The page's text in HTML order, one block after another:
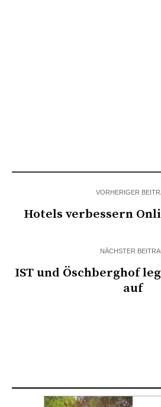
VORHERIGER
Hotels verbessern
NÄCHSTER
IST und Öschberghof
auf